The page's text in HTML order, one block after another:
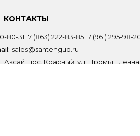
КОНТАКТЫ
80-31+7 (863) 222-83-85+7 (961) 295-98-
sales@santehgud.ru
Аксай, пос. Красный, ул.